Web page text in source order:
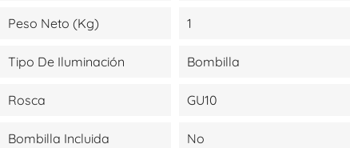
Peso Neto (kg) 1
Tipo De Iluminación Bombilla
Rosca GU10
Bombilla Incluida No